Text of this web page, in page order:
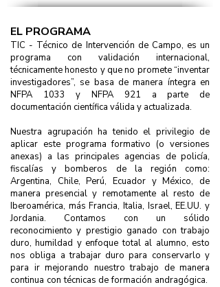
EL PROGRAMA
TIC - Técnico de Intervención de Campo, es un
programa con validación internacional,
técnicamente honesto y que no promete “inventar
investigadores”, se basa de manera íntegra en
NFPA 1033 y NFPA 921 a parte de
documentación científica válida y actualizada.
Nuestra agrupación ha tenido el privilegio de
aplicar este programa formativo (o versiones
anexas) a las principales agencias de policía,
fiscalías y bomberos de la región como:
Argentina, Chile, Perú, Ecuador y México, de
manera presencial y remotamente al resto de
Iberoamérica, más Francia, Italia, Israel, EE.UU. y
Jordania. Contamos con un sólido
reconocimiento y prestigio ganado con trabajo
duro, humildad y enfoque total al alumno, esto
nos obliga a trabajar duro para conservarlo y
para ir mejorando nuestro trabajo de manera
continua con técnicas de formación andragógica.